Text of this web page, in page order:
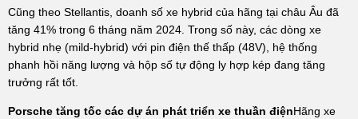
Cũng theo Stellantis, doanh số xe hybrid của hãng tại châu Âu đã
tăng 41% trong 6 tháng năm 2024. Trong số này, các dòng xe
hybrid nhẹ (mild-hybrid) với pin điện thế thấp (48V), hệ thống
phanh hồi năng lượng và hộp số tự động ly hợp kép đang tăng
trưởng rất tốt.
Porsche tăng tốc các dự án phát triển xe thuần điệnHãng xe